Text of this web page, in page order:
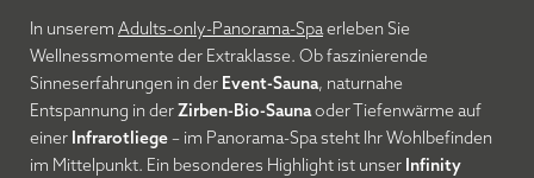
In unserem Adults-only-Panorama-Spaerleben Sie
Wellnessmomente der Extraklasse. Ob faszinierende
Sinneserfahrungen in der Event-Sauna, naturnahe
Entspannung in derZirben-Bio-Saunaoder Tiefenwärme auf
einer Infrarotliege– im Panorama-Spa steht Ihr Wohlbefinden
im Mittelpunkt. Ein besonderes Highlight ist unser Infinity